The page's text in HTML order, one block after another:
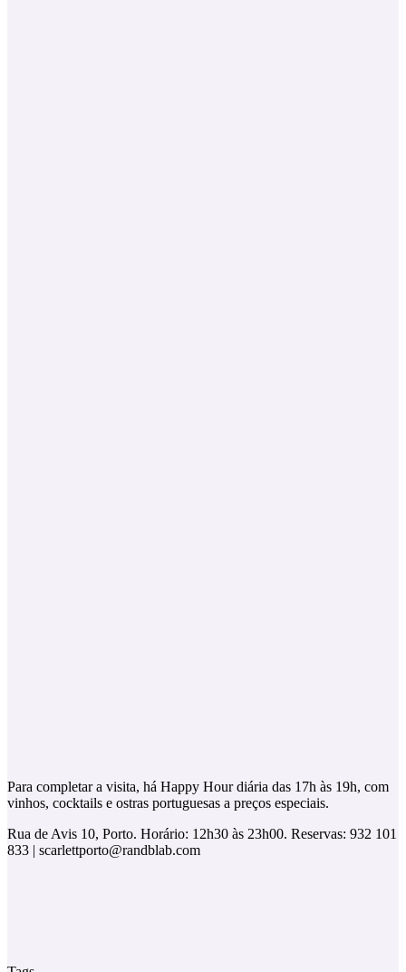
Para completar a visita, há Happy Hour diária das 17h às 19h, com
vinhos, cocktails e ostras portuguesas a preços especiais.
Rua de Avis 10, Porto. Horário: 12h30 às 23h00. Reservas: 932 101
833 | scarlettporto@randblab.com